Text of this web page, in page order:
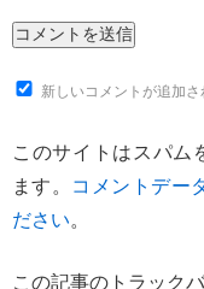
新しいコメントが追加さ
このサイトはスパム
ます。 コメントデー
ださい。
この記事のトラック